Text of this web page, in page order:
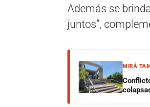
Además se
juntos”,
MIRÁ